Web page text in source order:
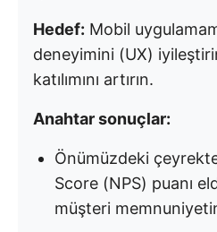
Hedef: Mobil
deneyimini (UX)
katılımını artırın.
Anahtar sonuçlar:
Önümüzdeki
Score (NPS) puanı
müşteri